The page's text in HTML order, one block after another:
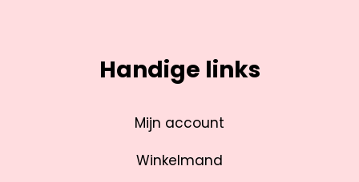
Handige links
Mijn account
Winkelmand